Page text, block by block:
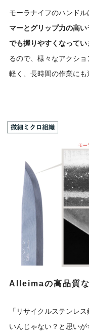
モーラナイフのハンドル
マーとグリップ力の高
でも握りやすくなってい
るので、様々なアクシ
軽く、長時間の作業にも
Alleimaの高品質
「リサイクルステンレ
いんじゃない？と思い